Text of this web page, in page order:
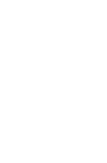
de la France
de